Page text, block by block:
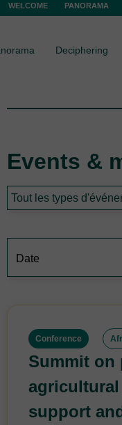
WELCOME PANORAMA
Deciphering
Events &
Conference
Summit on
agricultural
support